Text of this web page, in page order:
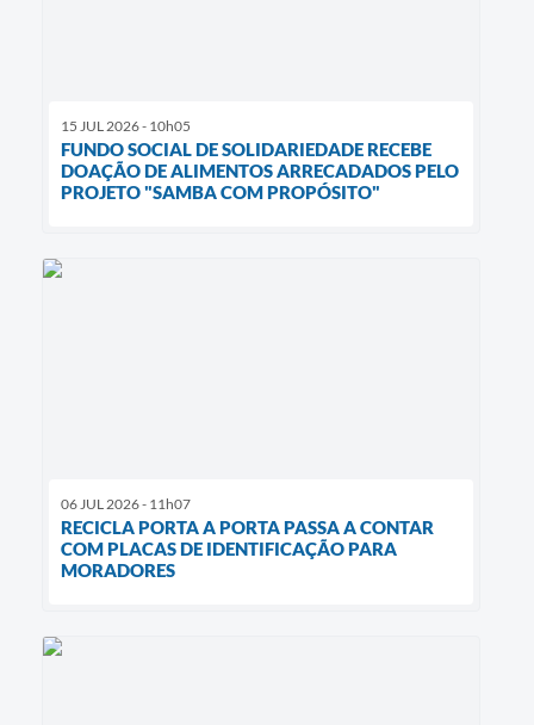
15 JUL 2026 - 10h05
FUNDO SOCIAL DE SOLIDARIEDADE RECEBE
DOAÇÃO DE ALIMENTOS ARRECADADOS PELO
PROJETO "SAMBA COM PROPÓSITO"
06 JUL 2026 - 11h07
RECICLA PORTA A PORTA PASSA A CONTAR
COM PLACAS DE IDENTIFICAÇÃO PARA
MORADORES